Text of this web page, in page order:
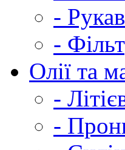
-
-
Олії та
-
-